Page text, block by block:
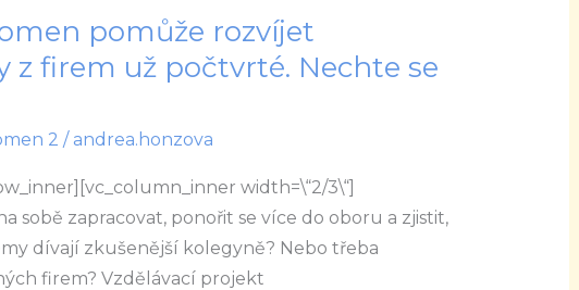
pomůže rozvíjet
z firem už počtvrté. Nechte se
2 / andrea.honzova
width=\“2/3\“]
sobě zapracovat, ponořit se více do oboru a zjistit,
dívají zkušenější kolegyně? Nebo třeba
firem? Vzdělávací projekt